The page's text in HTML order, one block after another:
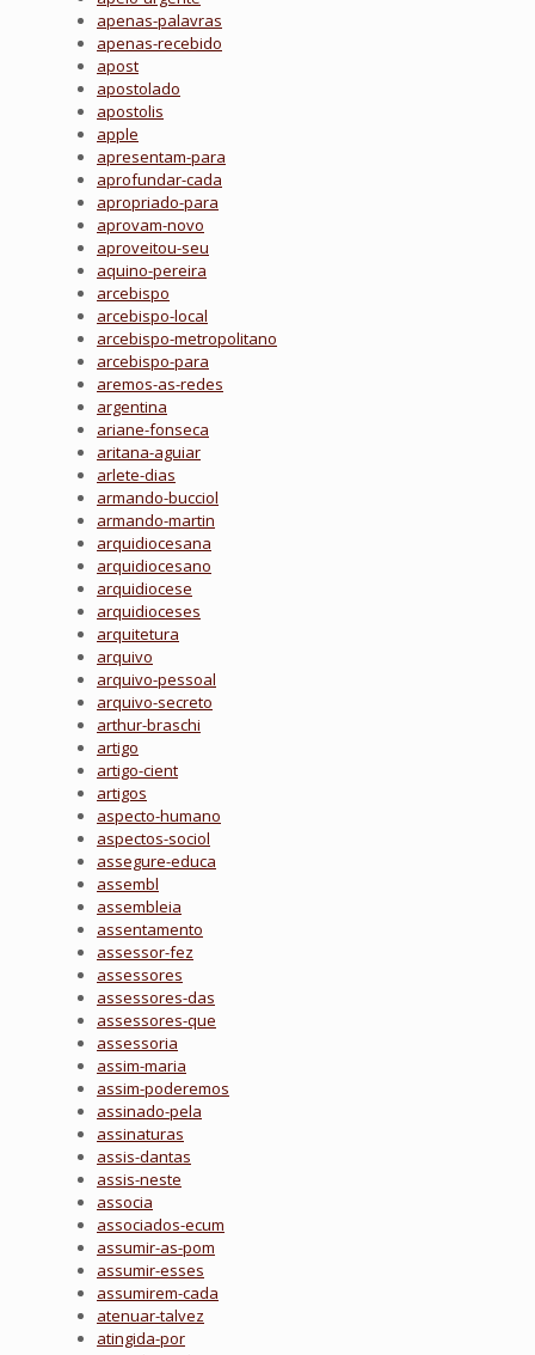
apenas-palavras
apenas-recebido
apost
apostolado
apostolis
apple
apresentam-para
aprofundar-cada
apropriado-para
aprovam-novo
aproveitou-seu
aquino-pereira
arcebispo
arcebispo-local
arcebispo-metropolitano
arcebispo-para
aremos-as-redes
argentina
ariane-fonseca
aritana-aguiar
arlete-dias
armando-bucciol
armando-martin
arquidiocesana
arquidiocesano
arquidiocese
arquidioceses
arquitetura
arquivo
arquivo-pessoal
arquivo-secreto
arthur-braschi
artigo
artigo-cient
artigos
aspecto-humano
aspectos-sociol
assegure-educa
assembl
assembleia
assentamento
assessor-fez
assessores
assessores-das
assessores-que
assessoria
assim-maria
assim-poderemos
assinado-pela
assinaturas
assis-dantas
assis-neste
associa
associados-ecum
assumir-as-pom
assumir-esses
assumirem-cada
atenuar-talvez
atingida-por